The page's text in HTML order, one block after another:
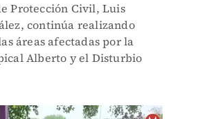
Protección Civil, Luis
continúa realizando
áreas afectadas por la
Alberto y el Disturbio